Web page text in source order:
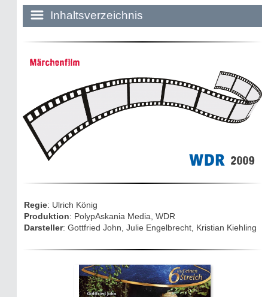
Inhaltsverzeichnis
Mythen, Märchen & Legenden (2025)
Eifelkarte:
Drehorte & Tatorte
Märchenfilm
2009
Regie: Ulrich König
Produktion: PolypAskania Media, WDR
Darsteller: Gottfried John, Julie Engelbrecht, Kristian Kiehling